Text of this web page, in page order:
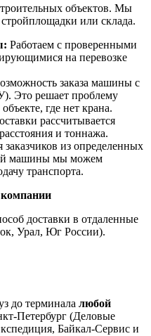
объектов. Мы
или склада.
Работаем с проверенными
на перевозке
заказа машины с
Это решает проблему
где нет крана.
рассчитывается
и тоннажа.
заказчиков из определенных
машины мы можем
транспорта.
доставки в отдаленные
Урал, Юг России).
до терминала любой
Петербург (Деловые
Байкал-Сервис и